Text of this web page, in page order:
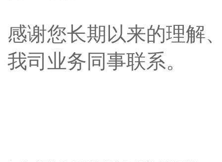
感谢您长期以来的理解
我司业务同事联系。